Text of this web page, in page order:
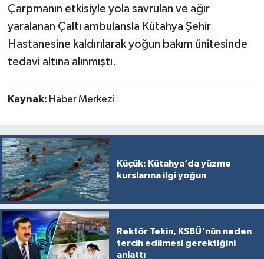
Çarpmanın etkisiyle yola savrulan ve ağır
yaralanan Çaltı ambulansla Kütahya Şehir
Hastanesine kaldırılarak yoğun bakım ünitesinde
tedavi altına alınmıştı.
Kaynak: Haber Merkezi
Küçük: Kütahya’da yüzme
kurslarına ilgi yoğun
Rektör Tekin, KSBÜ'nün neden
tercih edilmesi gerektiğini
anlattı
Türkiye
Yaşam
Yemek Tarifleri